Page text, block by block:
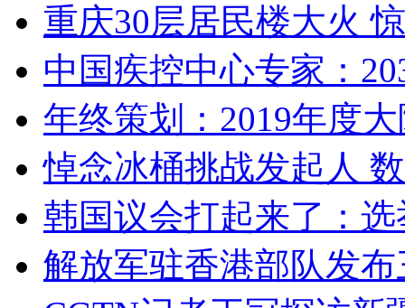
重庆30层居民楼大火
中国疾控中心专家：
年终策划：2019年度
悼念冰桶挑战发起人
韩国议会打起来了：
解放军驻香港部队发